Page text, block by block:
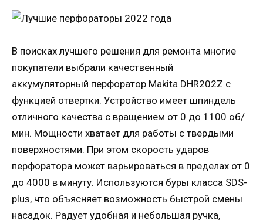
В поисках лучшего решения для ремонта многие
покупатели выбрали качественный
аккумуляторный перфоратор Makita DHR202Z с
функцией отвертки. Устройство имеет шпиндель
отличного качества с вращением от 0 до 1100 об/
мин. Мощности хватает для работы с твердыми
поверхностями. При этом скорость ударов
перфоратора может варьироваться в пределах от 0
до 4000 в минуту. Используются буры класса SDS-
plus, что объясняет возможность быстрой смены
насадок. Радует удобная и небольшая ручка,